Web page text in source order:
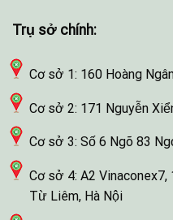
Trụ sở chính:
Cơ sở 1: 160 Hoàng
Cơ sở 2: 171 Nguyễn
Cơ sở 3: Số 6 Ngõ 83
Cơ sở 4: A2 Vinaconex7,
Từ Liêm, Hà Nội